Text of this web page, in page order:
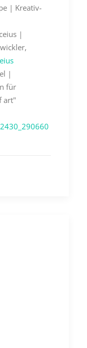
| Kreativ-
|
|
für
art"